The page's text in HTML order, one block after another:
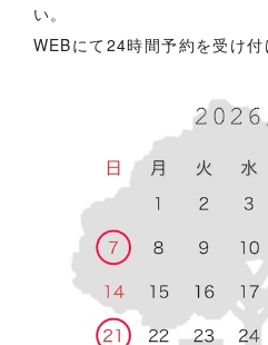
い。
WEBにて24時間予約を受け付